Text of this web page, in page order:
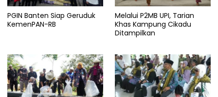
PGIN Banten Siap Geruduk
KemenPAN-RB
Melalui P2MB UPI, Tarian
Khas Kampung Cikadu
Ditampilkan